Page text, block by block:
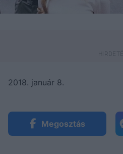
2018. január 8.
Megosztás